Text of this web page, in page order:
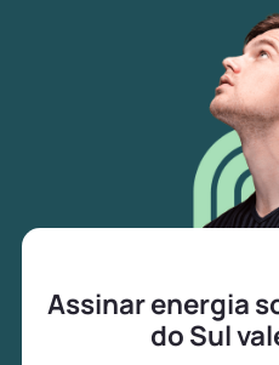
Assinar energia
do Sul